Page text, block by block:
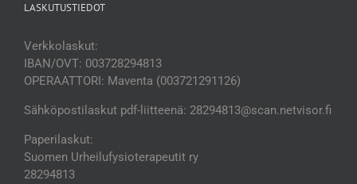
LASKUTUSTIEDOT
Verkkolaskut:
IBAN/OVT: 003728294813
OPERAATTORI: Maventa (003721291126)
Sähköpostilaskut pdf-liitteenä: 28294813@scan.netvisor.fi
Paperilaskut:
Suomen Urheilufysioterapeutit ry
28294813